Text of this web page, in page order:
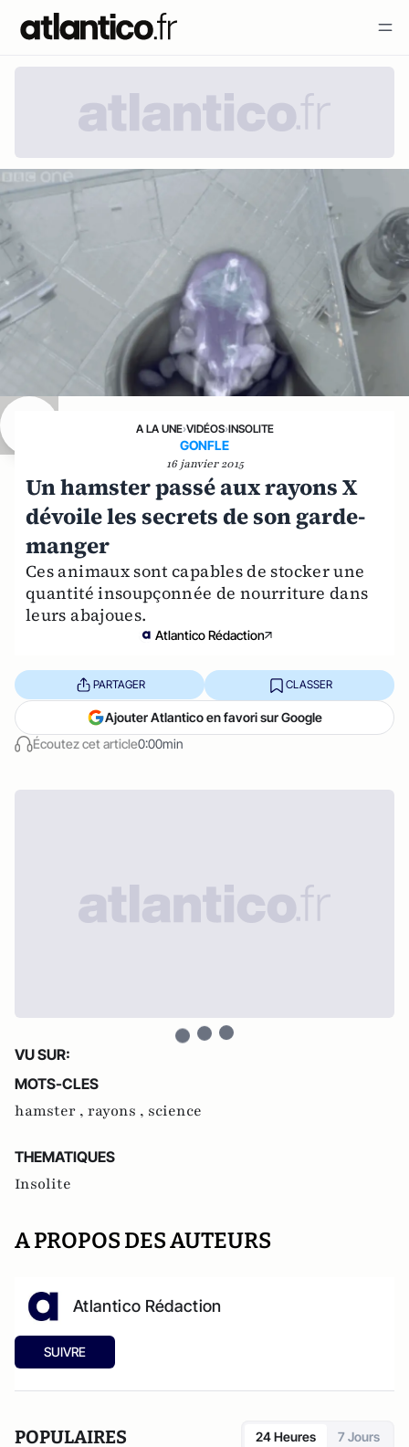
A LA UNE›VIDÉOS›INSOLITE
GONFLE
16 janvier 2015
Un hamster passé aux rayons X
dévoile les secrets de son garde-
manger
Ces animaux sont capables de stocker une
quantité insoupçonnée de nourriture dans
leurs abajoues.
Atlantico Rédaction
Écoutez cet article0:00min
PARTAGER CLASSER
Ajouter Atlantico en favori sur Google
VU SUR:
MOTS-CLES
hamster , rayons , science
THEMATIQUES
Insolite
A PROPOS DES AUTEURS
Atlantico Rédaction
SUIVRE
POPULAIRES 24 Heures 7 Jours